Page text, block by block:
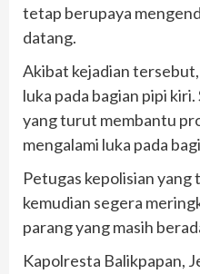
tetap berupaya
datang.
Akibat kejadian
luka pada bagian pipi
yang turut membantu
mengalami luka pada
Petugas kepolisian yang
kemudian segera
parang yang masih
Kapolresta Balikpapan,